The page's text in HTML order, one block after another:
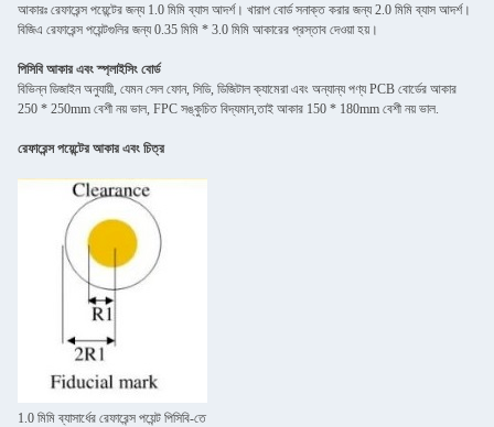
আকারঃ রেফারেন্স পয়েন্টের জন্য 1.0 মিমি ব্যাস আদর্শ। খারাপ বোর্ড সনাক্ত করার জন্য 2.0 মিমি ব্যাস আদর্শ।
বিজিএ রেফারেন্স পয়েন্টগুলির জন্য 0.35 মিমি * 3.0 মিমি আকারের প্রস্তাব দেওয়া হয়।
পিসিবি আকার এবং স্প্লাইসিং বোর্ড
বিভিন্ন ডিজাইন অনুযায়ী, যেমন সেল ফোন, সিডি, ডিজিটাল ক্যামেরা এবং অন্যান্য পণ্য PCB বোর্ডের আকার
250 * 250mm বেশী নয় ভাল, FPC সঙ্কুচিত বিদ্যমান,তাই আকার 150 * 180mm বেশী নয় ভাল.
রেফারেন্স পয়েন্টের আকার এবং চিত্র
1.0 মিমি ব্যাসার্ধের রেফারেন্স পয়েন্ট পিসিবি-তে